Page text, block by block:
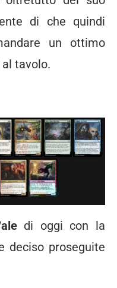
di che quindi
un ottimo
tavolo.
di oggi con la
deciso proseguite